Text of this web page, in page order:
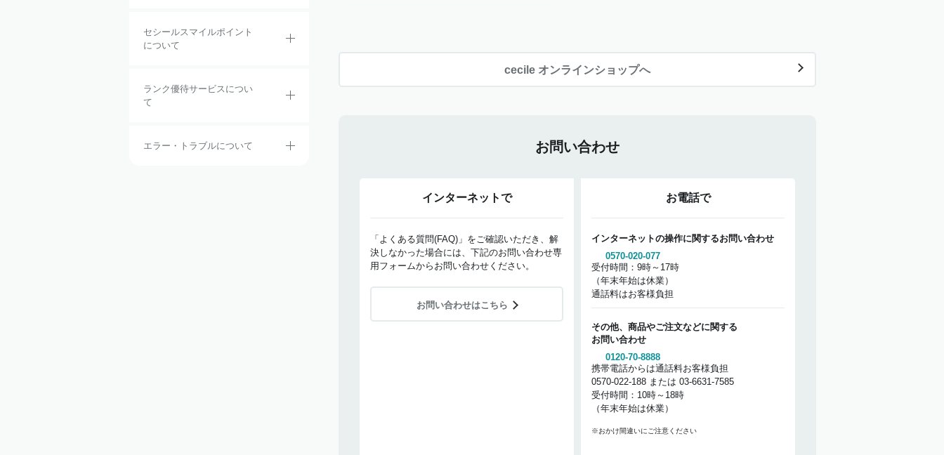
セシールスマイルポイント
について
ランク優待サービスについ
て
エラー・トラブルについて
cecile オンラインショップへ
お問い合わせ
インターネットで
「よくある質問(FAQ)」をご確認いただき、解
決しなかった場合には、下記のお問い合わせ専
用フォームからお問い合わせください。
お問い合わせはこちら
お電話で
インターネットの操作に関するお問い合わせ
0570-020-077
受付時間：9時～17時
（年末年始は休業）
通話料はお客様負担
その他、商品やご注文などに関する
お問い合わせ
0120-70-8888
携帯電話からは通話料お客様負担
0570-022-188 または 03-6631-7585
受付時間：10時～18時
（年末年始は休業）
※おかけ間違いにご注意ください